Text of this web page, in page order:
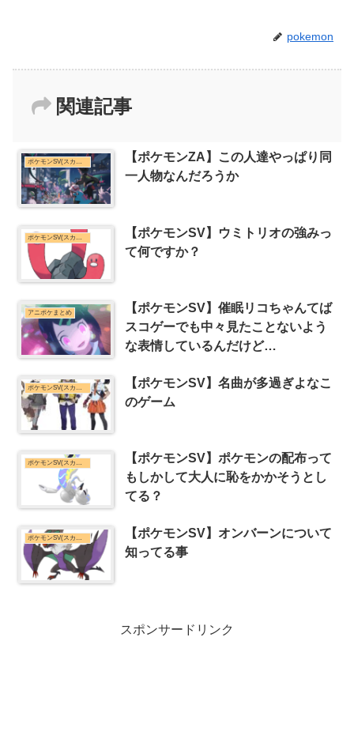
pokemon
関連記事
ポケモンSV(スカーレット・バイオレット)まとめ
【ポケモンZA】この人達やっぱり同
一人物なんだろうか
【ポケモンSV】ウミトリオの強みっ
て何ですか？
アニポケまとめ
【ポケモンSV】催眠リコちゃんてば
スコゲーでも中々見たことないよう
な表情しているんだけど…
ポケモンSV(スカーレット・バイオレット)まとめ
【ポケモンSV】名曲が多過ぎよなこ
のゲーム
ポケモンSV(スカーレット・バイオレット)まとめ
【ポケモンSV】ポケモンの配布って
もしかして大人に恥をかかそうとし
てる？
ポケモンSV(スカーレット・バイオレット)まとめ
【ポケモンSV】オンバーンについて
知ってる事
スポンサードリンク